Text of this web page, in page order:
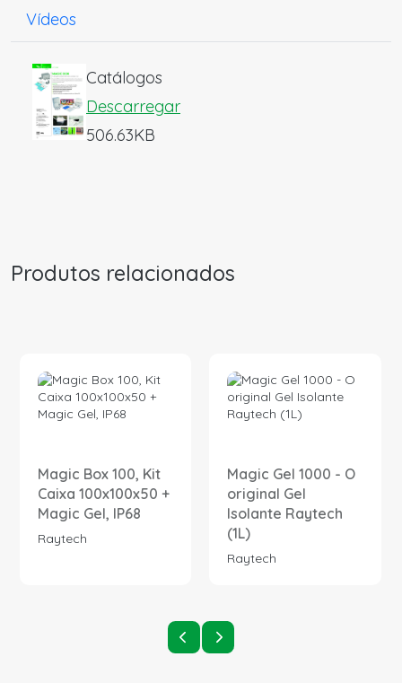
Vídeos
Catálogos
Descarregar
506.63KB
Produtos relacionados
Magic Box 100, Kit
Caixa 100x100x50 +
Magic Gel, IP68
Raytech
Magic Gel 1000 - O
original Gel
Isolante Raytech
(1L)
Raytech